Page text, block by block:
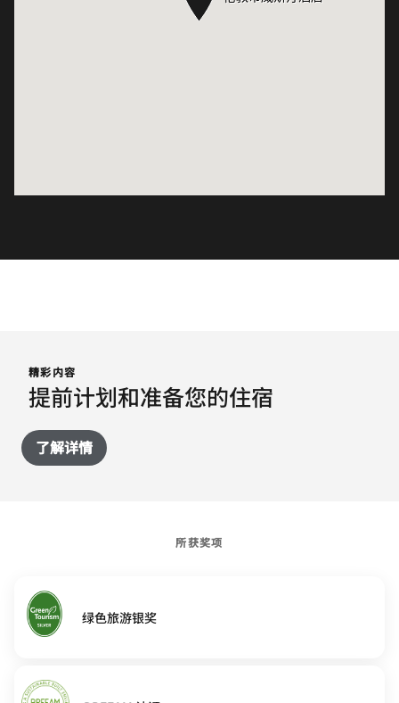
精彩内容
提前计划和准备您的住宿
了解详情
所获奖项
绿色旅游银奖